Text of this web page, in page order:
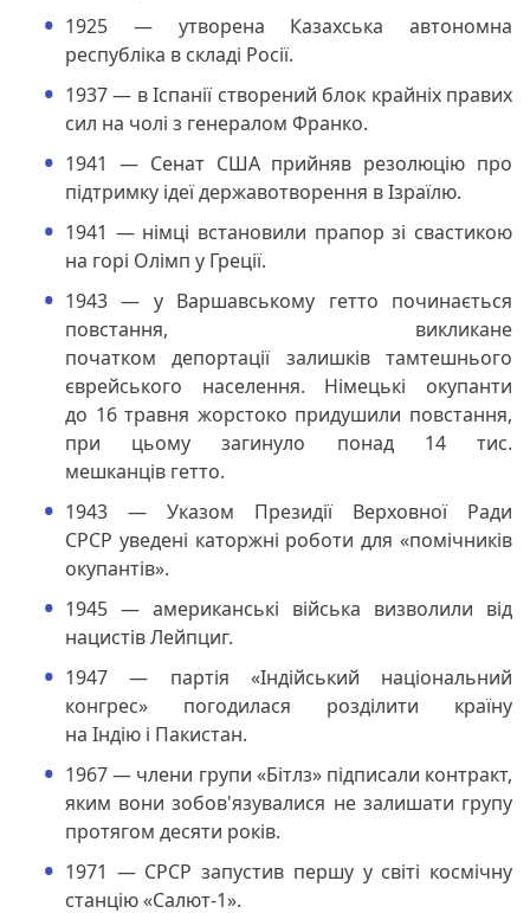
1925 — утворена Казахська автономна
республіка в складі Росії.
1937 — в Іспанії створений блок крайніх правих
сил на чолі з генералом Франко.
1941 — Сенат США прийняв резолюцію про
підтримку ідеї державотворення в Ізраїлю.
1941 — німці встановили прапор зі свастикою
на горі Олімп у Греції.
1943 — у Варшавському гетто починається
повстання, викликане
початком депортації залишків тамтешнього
єврейського населення. Німецькі окупанти
до 16 травня жорстоко придушили повстання,
при цьому загинуло понад 14 тис.
мешканців гетто.
1943 — Указом Президії Верховної Ради
СРСР уведені каторжні роботи для «помічників
окупантів».
1945 — американські війська визволили від
нацистів Лейпциг.
1947 — партія «Індійський національний
конгрес» погодилася розділити країну
на Індію і Пакистан.
1967 — члени групи «Бітлз» підписали контракт,
яким вони зобов'язувалися не залишати групу
протягом десяти років.
1971 — СРСР запустив першу у світі космічну
станцію «Салют-1».